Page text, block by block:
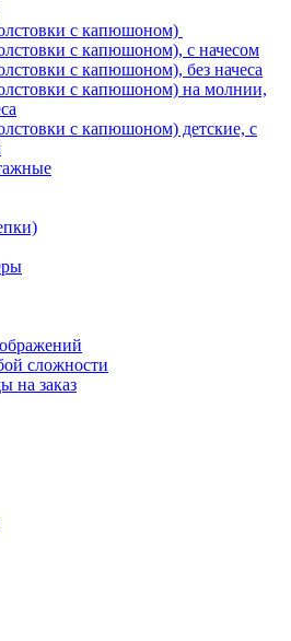
с капюшоном)
c капюшоном), с начесом
c капюшоном), без начеса
с капюшоном) на молнии,
c капюшоном) детские, с
сложности
на заказ